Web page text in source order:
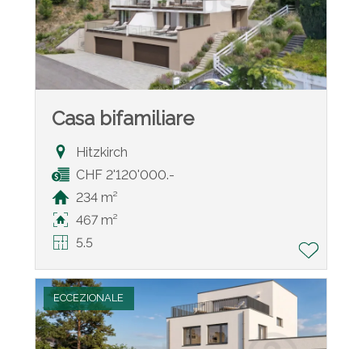
Casa bifamiliare
Hitzkirch
CHF 2'120'000.-
234 m²
467 m²
5.5
ECCEZIONALE